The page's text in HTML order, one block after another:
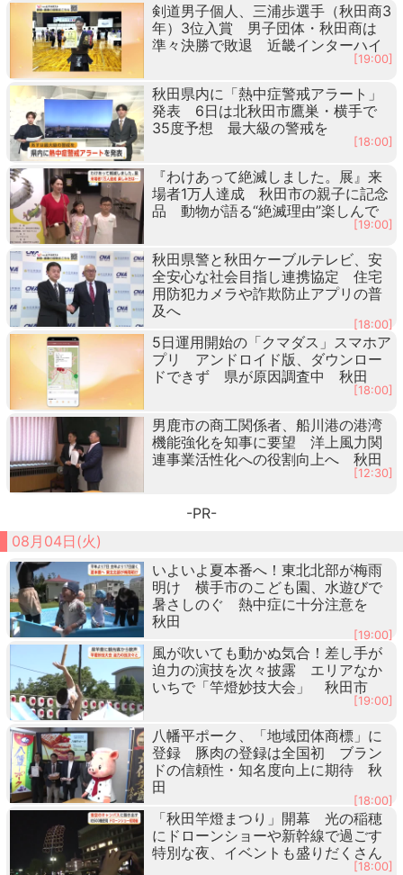
剣道男子個人、三浦歩選手（秋田商3
年）3位入賞 男子団体・秋田商は
準々決勝で敗退 近畿インターハイ
[19:00]
秋田県内に「熱中症警戒アラート」
発表 6日は北秋田市鷹巣・横手で
35度予想 最大級の警戒を
[18:00]
『わけあって絶滅しました。展』来
場者1万人達成 秋田市の親子に記念
品 動物が語る“絶滅理由”楽しんで
[19:00]
秋田県警と秋田ケーブルテレビ、安
全安心な社会目指し連携協定 住宅
用防犯カメラや詐欺防止アプリの普
及へ
[18:00]
5日運用開始の「クマダス」スマホア
プリ アンドロイド版、ダウンロー
ドできず 県が原因調査中 秋田
[18:00]
男鹿市の商工関係者、船川港の港湾
機能強化を知事に要望 洋上風力関
連事業活性化への役割向上へ 秋田
[12:30]
-PR-
08月04日(火)
いよいよ夏本番へ！東北北部が梅雨
明け 横手市のこども園、水遊びで
暑さしのぐ 熱中症に十分注意を
秋田
[19:00]
風が吹いても動かぬ気合！差し手が
迫力の演技を次々披露 エリアなか
いちで「竿燈妙技大会」 秋田市
[19:00]
八幡平ポーク、「地域団体商標」に
登録 豚肉の登録は全国初 ブラン
ドの信頼性・知名度向上に期待 秋
田
[18:00]
「秋田竿燈まつり」開幕 光の稲穂
にドローンショーや新幹線で過ごす
特別な夜、イベントも盛りだくさん
[18:00]